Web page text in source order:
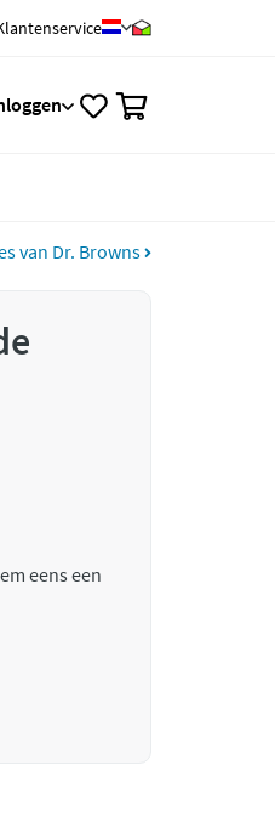
van Dr. Browns
eens een